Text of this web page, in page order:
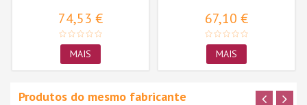
74,53 €
MAIS
67,10 €
MAIS
Produtos do mesmo fabricante